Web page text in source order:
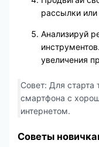
рассылки
Анализируй
увеличения
Совет: Для старта
смартфона с
интернетом.
Советы